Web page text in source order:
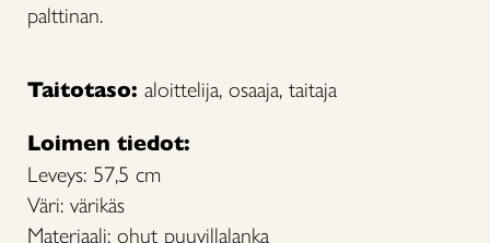
palttinan.
Taitotaso: aloittelija, osaaja, taitaja
Loimen tiedot:
Leveys: 57,5 cm
Väri: värikäs
Materiaali: ohut puuvillalanka